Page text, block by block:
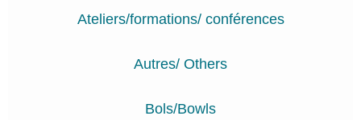
Ateliers/formations/ conférences
Autres/ Others
Bols/Bowls